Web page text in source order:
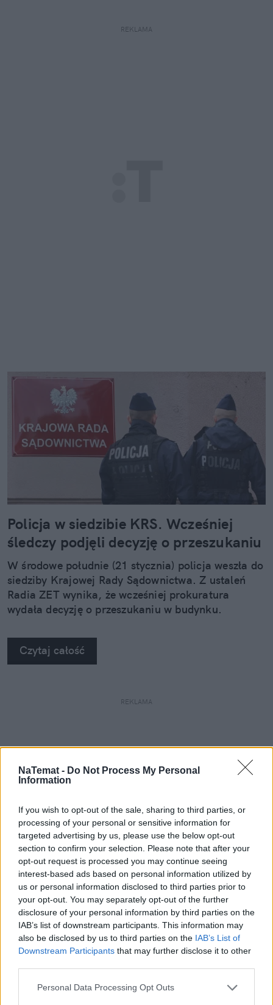
NaTemat - Do Not Process My Personal
Information
If you wish to opt-out of the sale, sharing to third parties, or
processing of your personal or sensitive information for
targeted advertising by us, please use the below opt-out
section to confirm your selection. Please note that after your
opt-out request is processed you may continue seeing
interest-based ads based on personal information utilized by
us or personal information disclosed to third parties prior to
your opt-out. You may separately opt-out of the further
disclosure of your personal information by third parties on the
IAB’s list of downstream participants. This information may
also be disclosed by us to third parties on the IAB’s List of
Downstream Participants that may further disclose it to other
Personal Data Processing Opt Outs
REKLAMA
Policja w siedzibie KRS. Wcześniej
śledczy podjęli decyzję o przeszukaniu
W środowe południe (21 stycznia) policja weszła do
siedziby Krajowej Rady Sądownictwa. Z ustaleń
Radia ZET wynika, że wcześniej prokuratura
wydała decyzję o przeszukaniu w budynku.
Czytaj całość
REKLAMA